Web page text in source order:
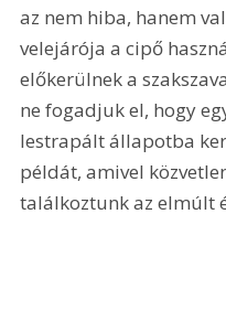
az nem hiba, hanem
velejárója a cipő
előkerülnek a
ne fogadjuk el, hogy
lestrapált állapotba
példát, amivel
találkoztunk az elmúlt